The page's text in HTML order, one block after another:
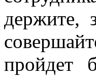
держите,
пройдет